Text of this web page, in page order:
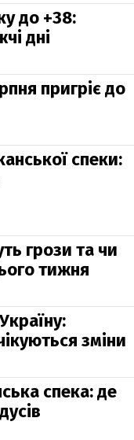
до +38:
дні
пригріє до
спеки:
грози та чи
тижня
зміни
спека: де